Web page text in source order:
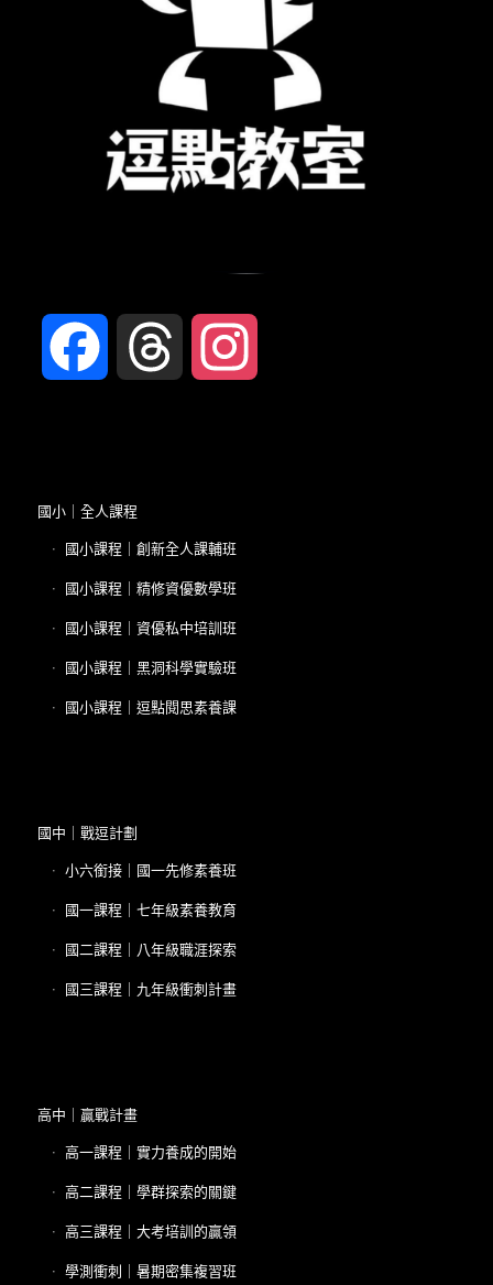
Facebook Threads
國小｜全人課程
國小課程｜創新全人課輔班
國小課程｜精修資優數學班
國小課程｜資優私中培訓班
國小課程｜黑洞科學實驗班
國小課程｜逗點閱思素養課
國中｜戰逗計劃
小六銜接｜國一先修素養班
國一課程｜七年級素養教育
國二課程｜八年級職涯探索
國三課程｜九年級衝刺計畫
高中｜贏戰計畫
高一課程｜實力養成的開始
高二課程｜學群探索的關鍵
高三課程｜大考培訓的贏領
學測衝刺｜暑期密集複習班